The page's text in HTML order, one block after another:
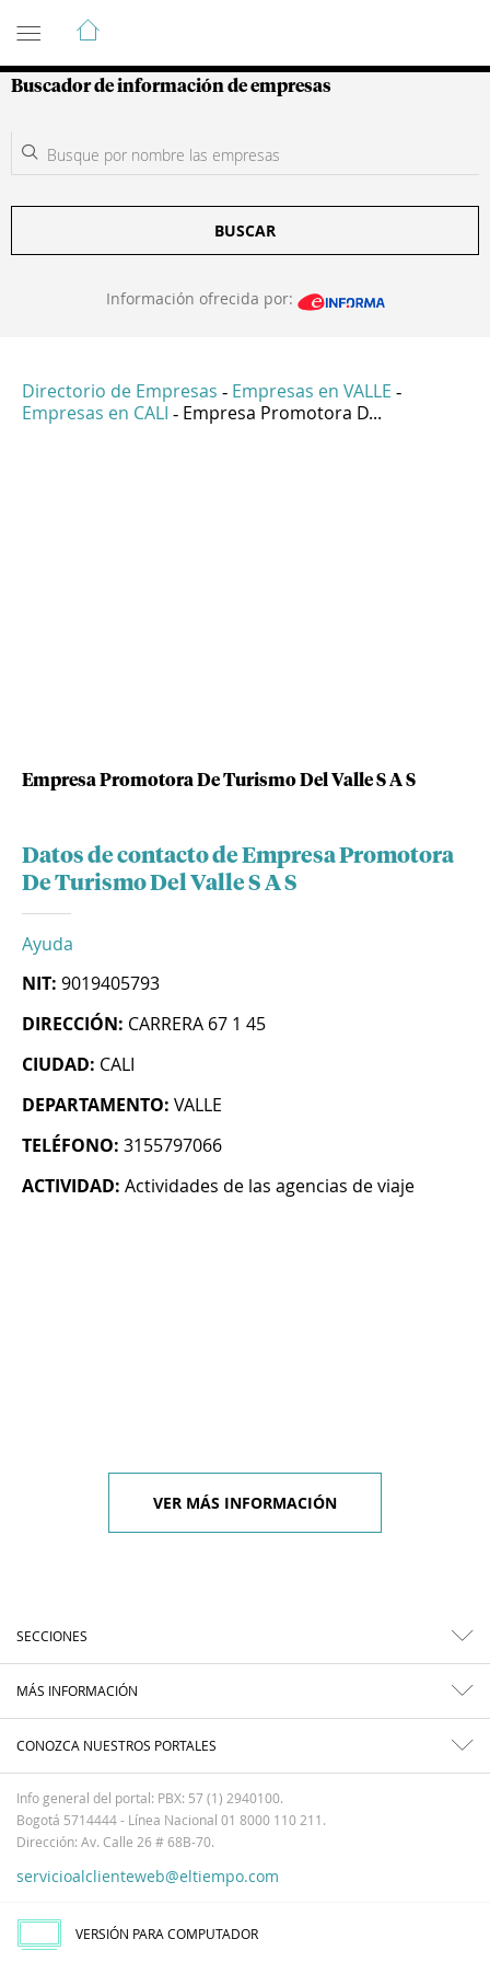
Guía de Empresas Colombianas
Buscador de información de empresas
BUSCAR
Información ofrecida por:
Directorio de Empresas - Empresas en VALLE -
Empresas en CALI - Empresa Promotora D...
Empresa Promotora De Turismo Del Valle S A S
Datos de contacto de Empresa Promotora
De Turismo Del Valle S A S
Ayuda
NIT: 9019405793
DIRECCIÓN: CARRERA 67 1 45
CIUDAD: CALI
DEPARTAMENTO: VALLE
TELÉFONO: 3155797066
ACTIVIDAD: Actividades de las agencias de viaje
VER MÁS INFORMACIÓN
SECCIONES
MÁS INFORMACIÓN
CONOZCA NUESTROS PORTALES
Info general del portal: PBX: 57 (1) 2940100.
Bogotá 5714444 - Línea Nacional 01 8000 110 211.
Dirección: Av. Calle 26 # 68B-70.
servicioalclienteweb@eltiempo.com
VERSIÓN PARA COMPUTADOR